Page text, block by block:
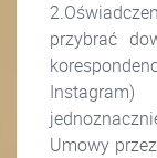
przybrać
Umowy